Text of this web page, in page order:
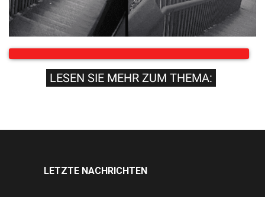
LESEN SIE MEHR ZUM THEMA:
LETZTE NACHRICHTEN